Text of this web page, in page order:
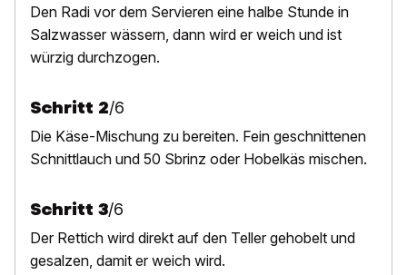
Den Radi vor dem Servieren eine halbe Stunde in
Salzwasser ­wässern, dann wird er weich und ist
würzig durchzogen.
Schritt 2/6
Die Käse-Mischung zu bereiten. Fein geschnittenen
Schnittlauch und 50 Sbrinz oder Hobelkäs mischen.
Schritt 3/6
Der Rettich wird direkt auf den Teller gehobelt und
gesalzen, damit er weich wird.